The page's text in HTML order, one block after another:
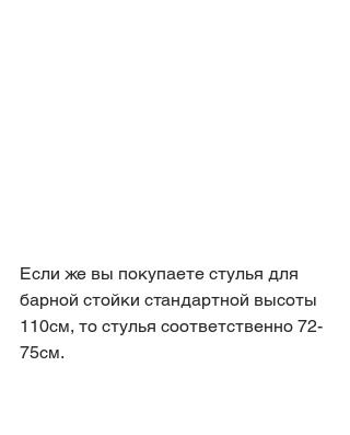
Если же вы покупаете стулья для
барной стойки стандартной высоты
110см, то стулья соответственно 72-
75см.